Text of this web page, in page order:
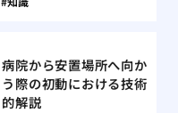
病院から安置場所へ向か
う際の初動における技術
的解説